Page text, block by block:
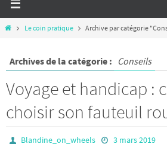
Le coin pratique Archive par catégorie
Archives de la catégorie : Conseils
Voyage et handicap :
choisir son fauteuil
Blandine_on_wheels 3 mars 2019